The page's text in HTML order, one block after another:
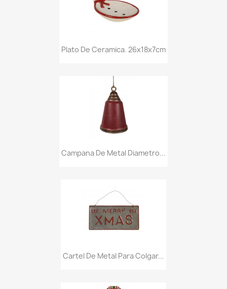
Plato De Ceramica. 26x18x7cm
Campana De Metal Diametro...
Cartel De Metal Para Colgar...